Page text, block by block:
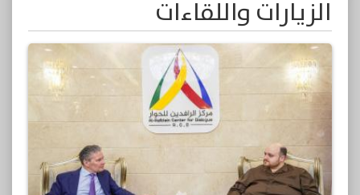
الزيارات واللقاءات